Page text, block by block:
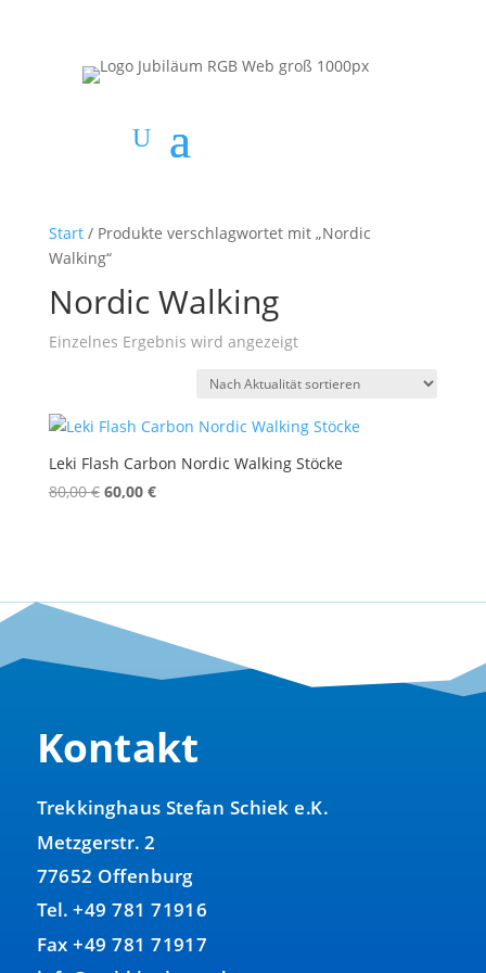
Start/ Produkte verschlagwortet mit „Nordic
Walking“
Nordic Walking
Einzelnes Ergebnis wird angezeigt
Leki Flash Carbon Nordic Walking Stöcke
80,00€ Ursprünglicher
60,00 €Aktueller
Kontakt
Trekkinghaus Stefan Schiek e.K.
Metzgerstr. 2
77652 Offenburg
Tel. +49 781 71916
Fax +49 781 71917